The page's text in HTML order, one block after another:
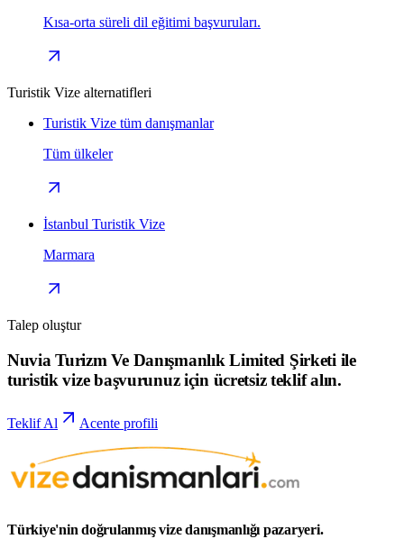
Kısa-orta süreli dil eğitimi başvuruları.
Turistik Vize alternatifleri
Turistik Vize tüm danışmanlar
Tüm ülkeler
İstanbul Turistik Vize
Marmara
Talep oluştur
Nuvia Turizm Ve Danışmanlık Limited Şirketi ile
turistik vize başvurunuz için ücretsiz teklif alın.
Teklif Al Acente profili
Türkiye'nin doğrulanmış vize danışmanlığı pazaryeri.